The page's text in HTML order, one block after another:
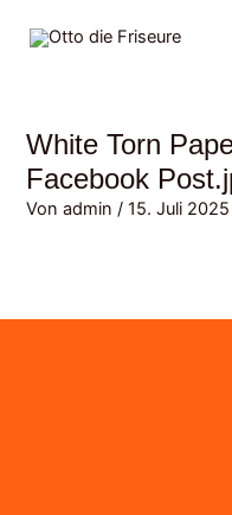
Inhalt
White Torn
Facebook
Vonadmin/15. Juli 2025